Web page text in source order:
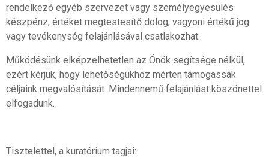
rendelkező egyéb szervezet vagy személyegyesülés
készpénz, értéket megtestesítő dolog, vagyoni értékű jog
vagy tevékenység felajánlásával csatlakozhat.
Működésünk elképzelhetetlen az Önök segítsége nélkül,
ezért kérjük, hogy lehetőségükhöz mérten támogassák
céljaink megvalósítását. Mindennemű felajánlást köszönettel
elfogadunk.
Tisztelettel, a kuratórium tagjai: